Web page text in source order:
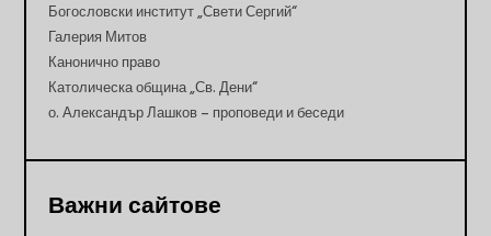
Богословски институт „Свети Сергий“
Галерия Митов
Канонично право
Католическа община „Св. Дени“
о. Александър Лашков – проповеди и беседи
Важни сайтове